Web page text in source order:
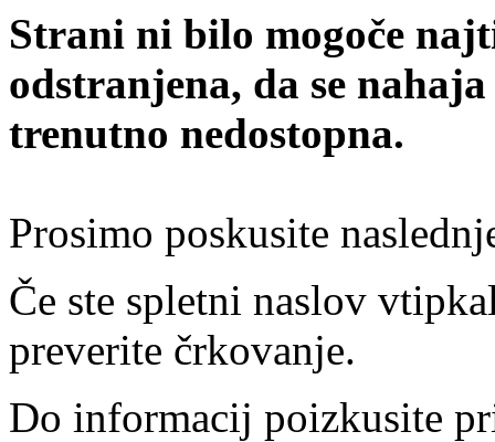
Strani ni bilo mogoče
odstranjena, da se
trenutno nedostopna.
Prosimo poskusite
Če ste spletni naslov
preverite črkovanje.
Do informacij poizkusite